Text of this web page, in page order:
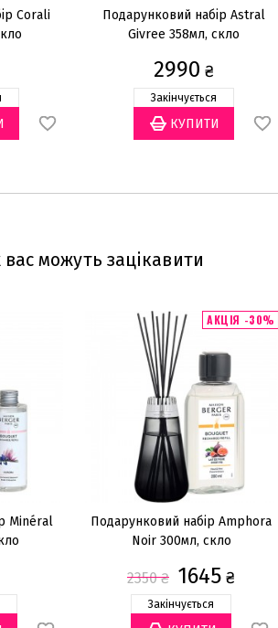
Corali
Подарунковий набір Astral
Givree 358мл, скло
2990 ₴
Закінчується
можуть зацікавити
Minéral
АКЦІЯ -30%
Подарунковий набір Amphora
Noir 300мл, скло
2350₴ 1645 ₴
Закінчується